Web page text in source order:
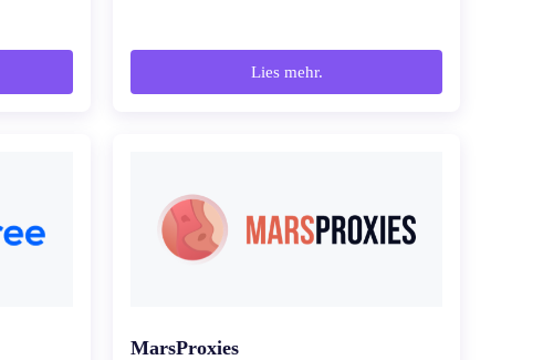
Lies mehr.
MarsProxies